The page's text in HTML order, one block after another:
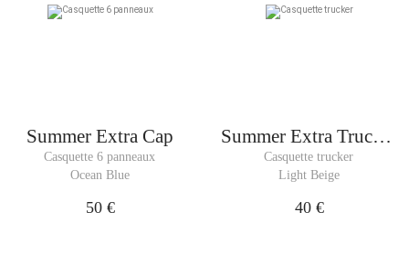
Summer Extra Cap
Casquette 6 panneaux
Ocean Blue
50 €
Summer Extra Trucker
Cap
Casquette trucker
Light Beige
40 €